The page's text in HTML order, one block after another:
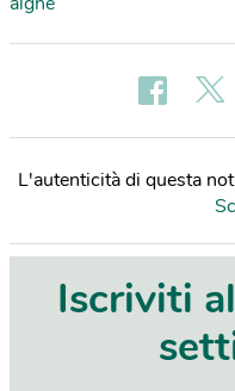
L'autenticità di questa
Iscriviti